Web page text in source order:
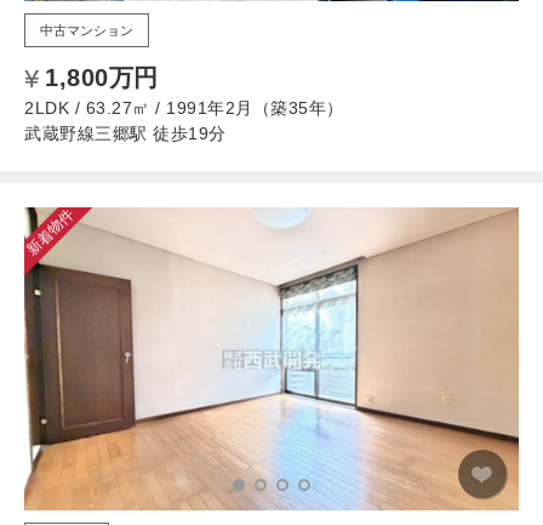
中古マンション
1,800万円
2LDK / 63.27㎡ / 1991年2月（築35年）
武蔵野線三郷駅 徒歩19分
新着物件